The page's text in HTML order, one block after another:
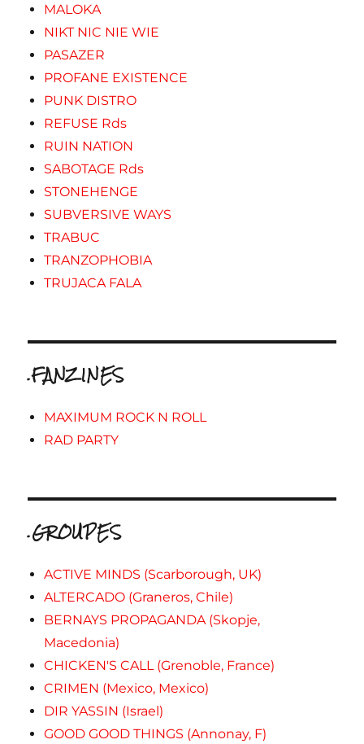
MALOKA
NIKT NIC NIE WIE
PASAZER
PROFANE EXISTENCE
PUNK DISTRO
REFUSE Rds
RUIN NATION
SABOTAGE Rds
STONEHENGE
SUBVERSIVE WAYS
TRABUC
TRANZOPHOBIA
TRUJACA FALA
.FANZINES
MAXIMUM ROCK N ROLL
RAD PARTY
.GROUPES
ACTIVE MINDS (Scarborough, UK)
ALTERCADO (Graneros, Chile)
BERNAYS PROPAGANDA (Skopje,
Macedonia)
CHICKEN'S CALL (Grenoble, France)
CRIMEN (Mexico, Mexico)
DIR YASSIN (Israel)
GOOD GOOD THINGS (Annonay, F)